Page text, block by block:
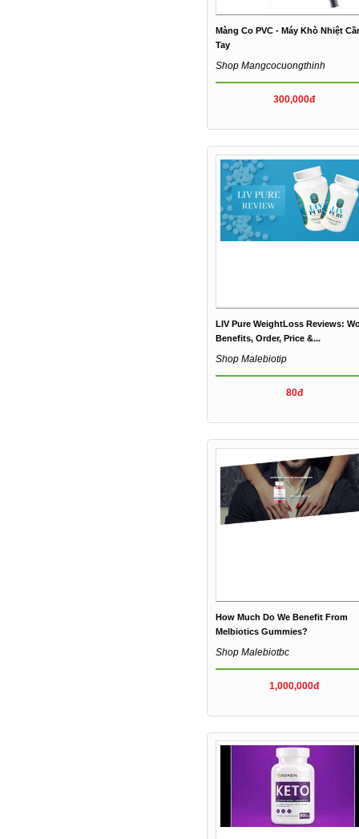
Màng Co PVC - Máy Khò Nhiệt
Tay
Shop Mangcocuongthinh
300,000đ
LIV Pure WeightLoss Reviews:
Benefits, Order, Price &...
Shop Malebiotip
80đ
How Much Do We Benefit From
Melbiotics Gummies?
Shop Malebiotbc
1,000,000đ